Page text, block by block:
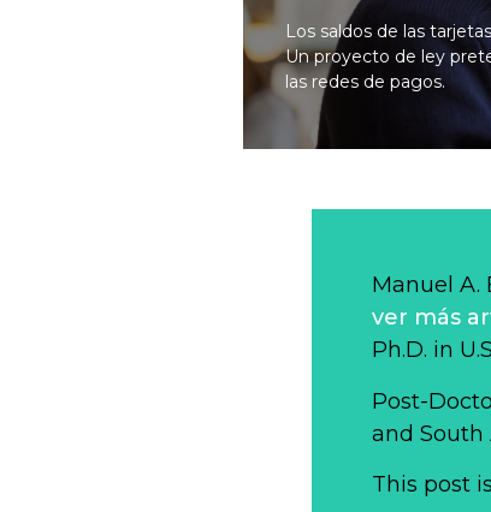
Los saldos de las
Un proyecto de ley
las redes de pagos.
Manuel A.
ver más
Ph.D. in
Post-
and South
This post